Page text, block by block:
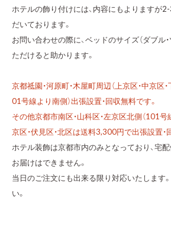
ホテルの飾り付けには、内容にもよりますが
だいております。
お問い合わせの際に、ベッドのサイズ（ダブル
ただけると助かります。
京都祗園・河原町・木屋町周辺（上京区・中京区
01号線より南側）出張設置・回収無料です。
その他京都市南区・山科区・左京区北側（101号
京区・伏見区・北区は送料3,300円で出張設置・
ホテル装飾は京都市内のみとなっており、宅配
お届けはできません。
当日のご注文にも出来る限り対応いたします
い。